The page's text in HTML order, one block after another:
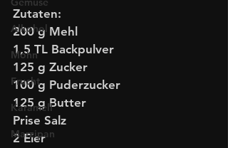
Alkohol
Mohn
Frucht
Karamell
Marzipan
Zutaten:
200 g Mehl
1,5 TL Backpulver
125 g Zucker
100 g Puderzucker
125 g Butter
Prise Salz
2 Eier